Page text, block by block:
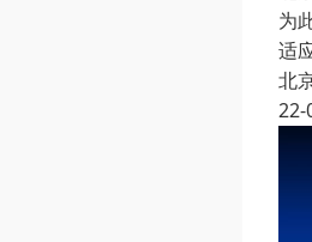
为
适
北
22-